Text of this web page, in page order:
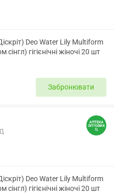
Deo Water Lily Multiform
гігієнічні жіночі 20 шт
Забронювати
Deo Water Lily Multiform
гігієнічні жіночі 20 шт